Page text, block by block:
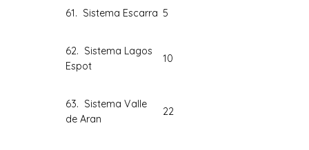
61. Sistema Escarra 5
62. Sistema Lagos
Espot
10
63. Sistema Valle
de Aran
22